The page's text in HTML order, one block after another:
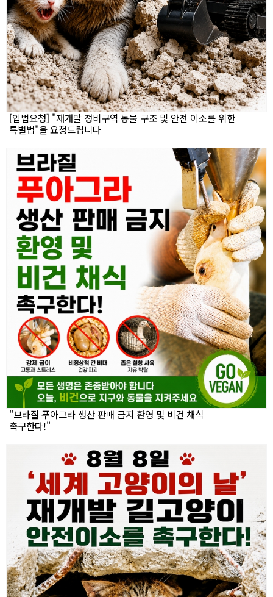
[입법요청] "재개발 정비구역 동물 구조 및 안전 이소를 위한
특별법"을 요청드립니다
"브라질 푸아그라 생산 판매 금지 환영 및 비건 채식
촉구한다!"